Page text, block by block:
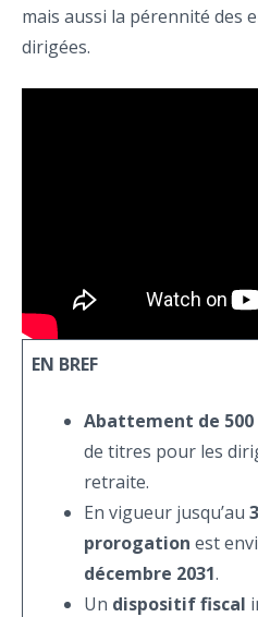
mais aussi la pérennité des
dirigées.
EN BREF
Abattement de 500
de titres pour les
retraite.
En vigueur jusqu’au
prorogation est
décembre 2031.
Un dispositif fiscal